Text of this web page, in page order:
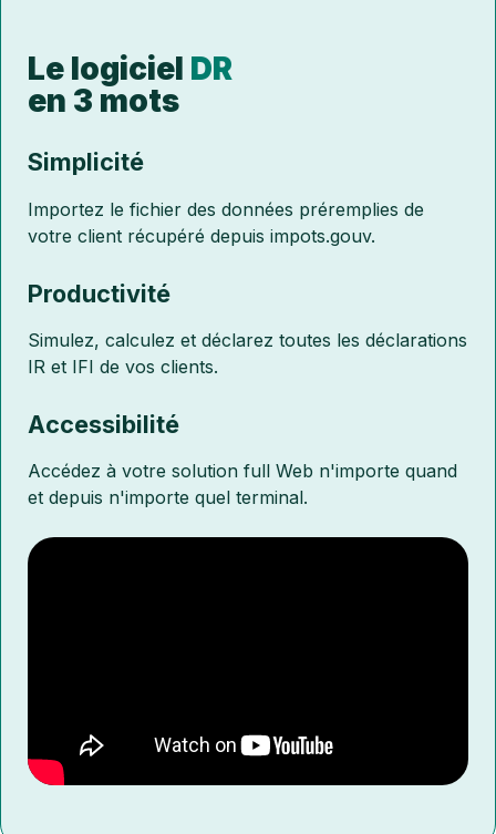
Le logiciel DR
en 3 mots
Simplicité
Importez le fichier des données préremplies de
votre client récupéré depuis impots.gouv.
Productivité
Simulez, calculez et déclarez toutes les déclarations
IR et IFI de vos clients.
Accessibilité
Accédez à votre solution full Web n'importe quand
et depuis n'importe quel terminal.